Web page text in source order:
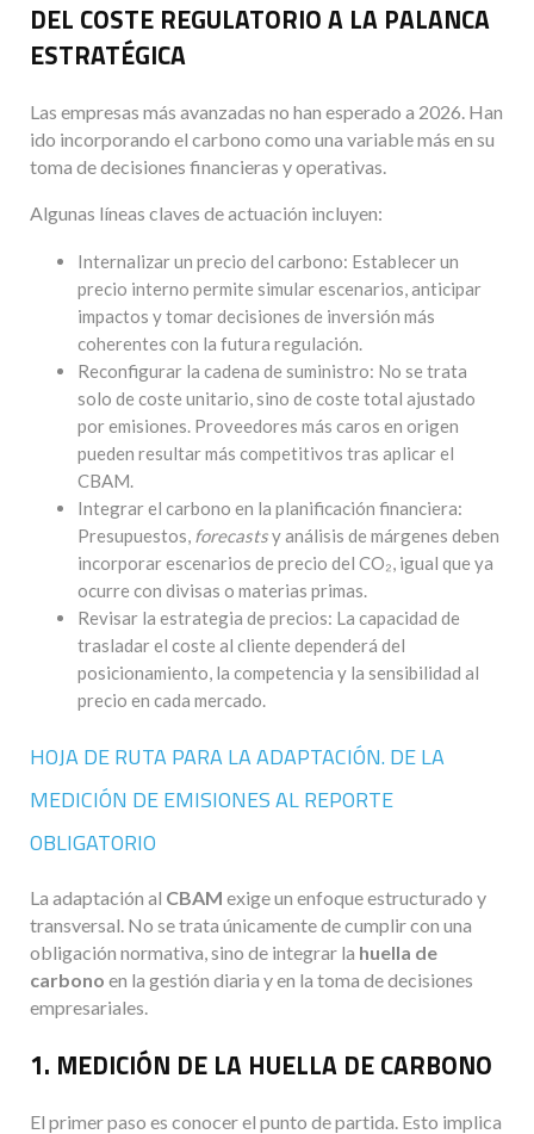
DEL COSTE REGULATORIO A LA PALANCA
ESTRATÉGICA
Las empresas más avanzadas no han esperado a 2026. Han
ido incorporando el carbono como una variable más en su
toma de decisiones financieras y operativas.
Algunas líneas claves de actuación incluyen:
Internalizar un precio del carbono: Establecer un
precio interno permite simular escenarios, anticipar
impactos y tomar decisiones de inversión más
coherentes con la futura regulación.
Reconfigurar la cadena de suministro: No se trata
solo de coste unitario, sino de coste total ajustado
por emisiones. Proveedores más caros en origen
pueden resultar más competitivos tras aplicar el
CBAM.
Integrar el carbono en la planificación financiera:
Presupuestos, forecastsy análisis de márgenes deben
incorporar escenarios de precio del CO₂, igual que ya
ocurre con divisas o materias primas.
Revisar la estrategia de precios: La capacidad de
trasladar el coste al cliente dependerá del
posicionamiento, la competencia y la sensibilidad al
precio en cada mercado.
HOJA DE RUTA PARA LA ADAPTACIÓN. DE LA
MEDICIÓN DE EMISIONES AL REPORTE
OBLIGATORIO
La adaptación al CBAM exige un enfoque estructurado y
transversal. No se trata únicamente de cumplir con una
obligación normativa, sino de integrar la huella de
carbono en la gestión diaria y en la toma de decisiones
empresariales.
1. MEDICIÓN DE LA HUELLA DE CARBONO
El primer paso es conocer el punto de partida. Esto implica